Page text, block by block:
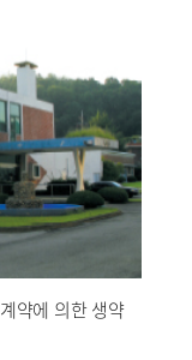
약에 의한 생약